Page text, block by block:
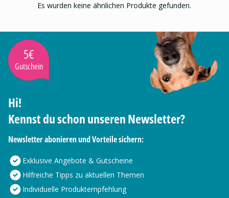
Es wurden keine ähnlichen Produkte gefunden.
5€
Gutschein
Hi!
Kennst du schon unseren Newsletter?
Newsletter abonieren und Vorteile sichern:
Exklusive Angebote & Gutscheine
Hilfreiche Tipps zu aktuellen Themen
Individuelle Produktempfehlung